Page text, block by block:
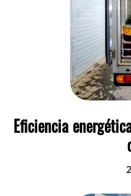
Eficiencia